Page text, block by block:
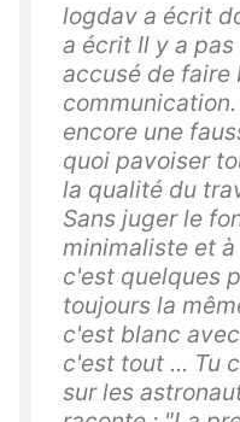
logdav a écrit
a écrit Il y a
accusé de faire
encore une
quoi pavoiser
la qualité du
Sans juger le
minimaliste et à
c'est quelques
toujours la
c'est blanc
c'est tout ... Tu
sur les